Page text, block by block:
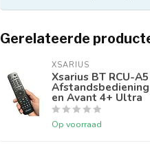
Gerelateerde
XSARIUS
Xsarius BT RCU-
en Avant 4+ Ultra
Op voorraad